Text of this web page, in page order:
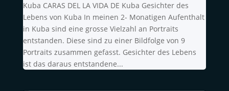
Kuba CARAS DEL LA VIDA DE Kuba Gesichter des
Lebens von Kuba In meinen 2- Monatigen Aufenthalt
in Kuba sind eine grosse Vielzahl an Portraits
entstanden. Diese sind zu einer Bildfolge von 9
Portraits zusammen gefasst. Gesichter des Lebens
ist das daraus entstandene...